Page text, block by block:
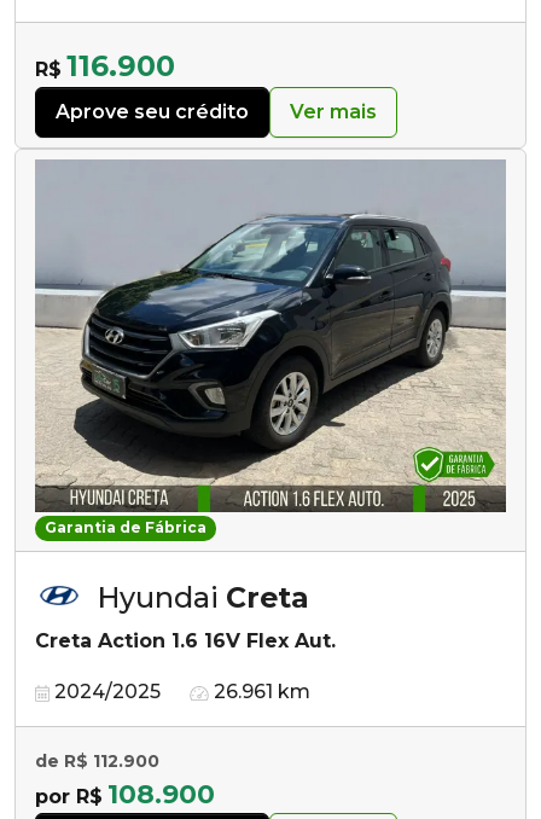
R$ 116.900
Aprove seu crédito Ver mais
Garantia de Fábrica
Hyundai Creta
Creta Action 1.6 16V Flex Aut.
2024/2025 26.961 km
de R$ 112.900
por R$ 108.900